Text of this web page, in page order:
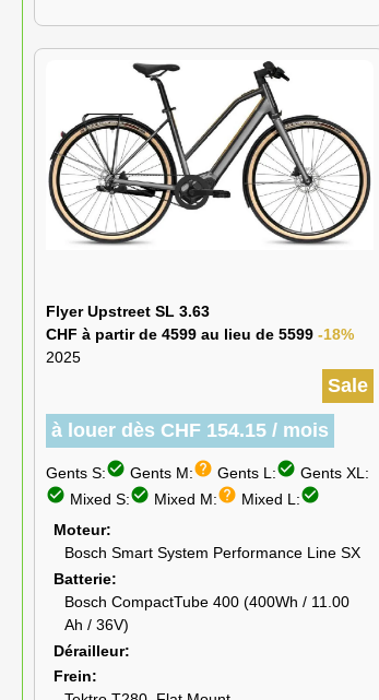
Flyer Upstreet SL 3.63
CHF à partir de 4599 au lieu de 5599 -18%
2025
Sale
à louer dès CHF 154.15 / mois
Gents S:check_circle Gents M:help Gents L:check_circle Gents XL:
check_circle Mixed S:check_circle Mixed M:help Mixed L:check_circle
Moteur
Bosch Smart System Performance Line SX
Batterie
Bosch CompactTube 400 (400Wh / 11.00
Ah / 36V)
Dérailleur
Frein